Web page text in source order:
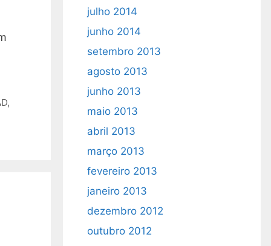
,
julho 2014
junho 2014
setembro 2013
agosto 2013
junho 2013
maio 2013
abril 2013
março 2013
fevereiro 2013
janeiro 2013
dezembro 2012
outubro 2012